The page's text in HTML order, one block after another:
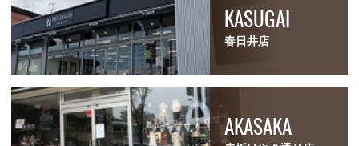
KASUGAI
春日井店
AKASAKA